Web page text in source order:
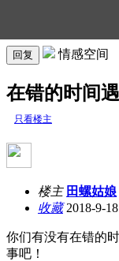
回复 情感空间
在错的时间
只看楼主
楼主 田螺姑娘
收藏2018-9-
你们有没有在错的
事吧！